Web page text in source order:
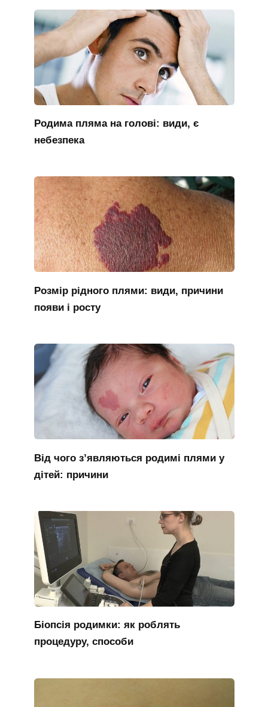
Родима пляма на голові: види, є
небезпека
Розмір рідного плями: види, причини
появи і росту
Від чого з’являються родимі плями у
дітей: причини
Біопсія родимки: як роблять
процедуру, способи